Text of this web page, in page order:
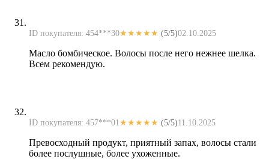
ID покупателя: 454***30★★★★★ (5/5)02.10.2025
Масло бомбическое. Волосы после него нежнее шелка.
Всем рекомендую.
ID покупателя: 457***01 ★★★★★ (5/5)11.10.2025
Превосходный продукт, приятный запах, волосы стали
более послушные, более ухоженные.